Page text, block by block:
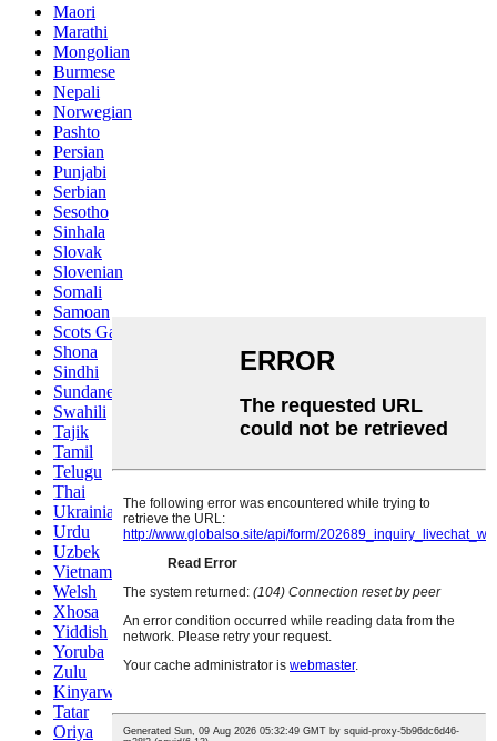
Maori
Marathi
Mongolian
Burmese
Nepali
Norwegian
Pashto
Persian
Punjabi
Serbian
Sesotho
Sinhala
Slovak
Slovenian
Somali
Samoan
Scots Gaelic
Shona
Sindhi
Sundanese
Swahili
Tajik
Tamil
Telugu
Thai
Ukrainian
Urdu
Uzbek
Vietnamese
Welsh
Xhosa
Yiddish
Yoruba
Zulu
Kinyarwanda
Tatar
Oriya